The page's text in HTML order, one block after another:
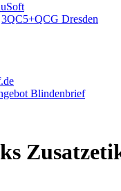
3QC5+QCG Dresden
Blindenbrief